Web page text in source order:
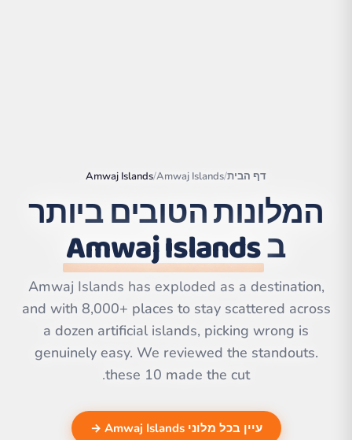
©
OpenStreetMap
דף הבית/
Amwaj Islands
/
Amwaj Islands
המלונות הטובים ביותר
בAmwaj Islands
Amwaj Islands has exploded as a destination,
and with 8,000+ places to stay scattered across
a dozen artificial islands, picking wrong is
genuinely easy. We reviewed the standouts.
these 10 made the cut.
עיין בכל מלוני Amwaj Islands →